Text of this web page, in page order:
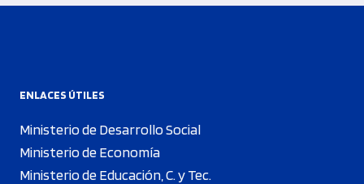
ENLACES ÚTILES
Ministerio de Desarrollo Social
Ministerio de Economía
Ministerio de Educación, C. y Tec.